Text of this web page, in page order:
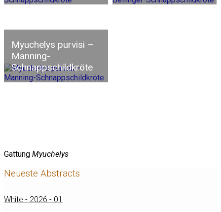
Myuchelys purvisi –
Manning-
Schnappschildkröte
Gattung Myuchelys
Neueste Abstracts
White - 2026 - 01